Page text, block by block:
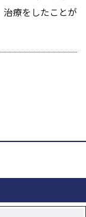
治療をしたことが